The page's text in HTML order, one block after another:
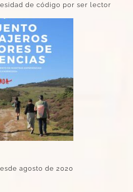
de código por ser lector
agosto de 2020